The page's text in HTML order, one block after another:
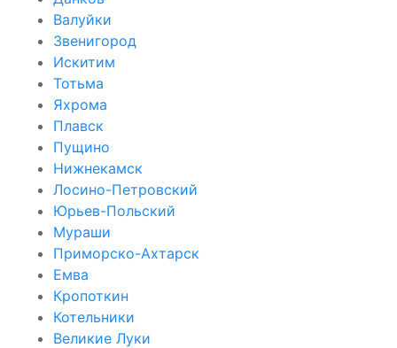
Валуйки
Звенигород
Искитим
Тотьма
Яхрома
Плавск
Пущино
Нижнекамск
Лосино-Петровский
Юрьев-Польский
Мураши
Приморско-Ахтарск
Емва
Кропоткин
Котельники
Великие Луки